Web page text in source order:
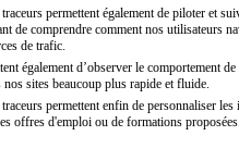
permettent également de piloter et
de comprendre comment nos utilisateurs
de trafic.
également d’observer le comportement
sites beaucoup plus rapide et fluide.
permettent enfin de personnaliser
offres d'emploi ou de formations proposées.